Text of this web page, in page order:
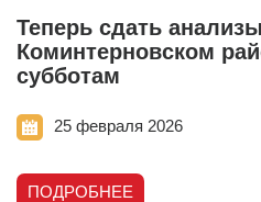
Теперь сдать
Коминтерновском
субботам
25 февраля 2026
ПОДРОБНЕЕ